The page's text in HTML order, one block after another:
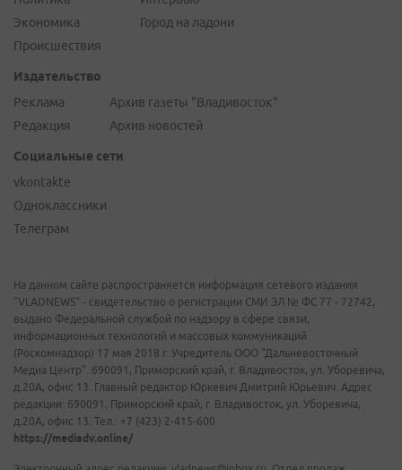
Экономика
Происшествия
Город на ладони
Издательство
Реклама
Редакция
Архив газеты "Владивосток"
Архив новостей
Социальные сети
vkontakte
Одноклассники
Телеграм
На данном сайте распространяется информация сетевого издания
"VLADNEWS" - свидетельство о регистрации СМИ ЭЛ № ФС 77 - 72742,
выдано Федеральной службой по надзору в сфере связи,
информационных технологий и массовых коммуникаций
(Роскомнадзор) 17 мая 2018 г. Учредитель ООО "Дальневосточный
Медиа Центр". 690091, Приморский край, г. Владивосток, ул. Уборевича,
д.20А, офис 13. Главный редактор Юркевич Дмитрий Юрьевич. Адрес
редакции: 690091, Приморский край, г. Владивосток, ул. Уборевича,
д.20А, офис 13. Тел.: +7 (423) 2-415-600.
https://mediadv.online/